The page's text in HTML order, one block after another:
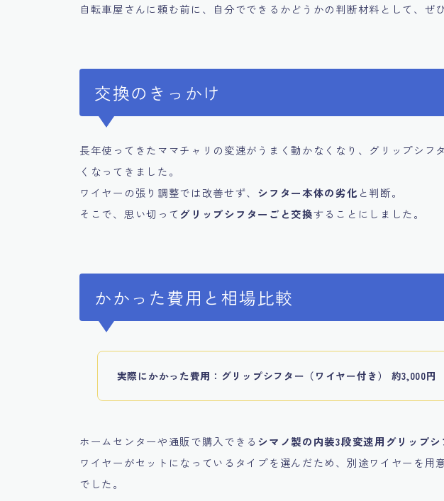
自転車屋さんに頼む前に、自分でできるかどうかの判断材料として、ぜ
交換のきっかけ
長年使ってきたママチャリの変速がうまく動かなくなり、グリップシフ
くなってきました。
ワイヤーの張り調整では改善せず、 シフター本体の劣化と判断。
そこで、思い切ってグリップシフターごと交換することにしました。
かかった費用と相場比較
実際にかかった費用：グリップシフター（ワイヤー付き） 約3,000円
ホームセンターや通販で購入できる シマノ製の内装3段変速用グリップシ
ワイヤーがセットになっているタイプを選んだため、別途ワイヤーを用
でした。